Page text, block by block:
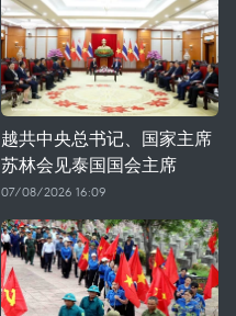
越共中央总书记、国家主席
苏林会见泰国国会主席
07/08/2026 16:09